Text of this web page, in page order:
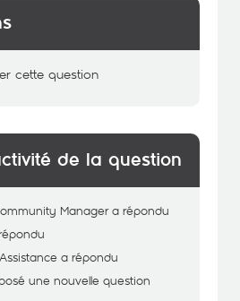
cette question
de la question
Manager a répondu
a répondu
une nouvelle question